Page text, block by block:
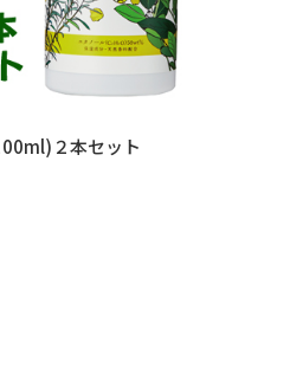
ル(100ml)２本セット